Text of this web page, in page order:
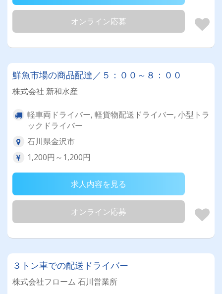
オンライン応募
鮮魚市場の商品配達／５：００～８：００
株式会社 新和水産
軽車両ドライバー, 軽貨物配送ドライバー, 小型トラ
ックドライバー
石川県金沢市
1,200円～1,200円
求人内容を見る
オンライン応募
３トン車での配送ドライバー
株式会社フローム 石川営業所